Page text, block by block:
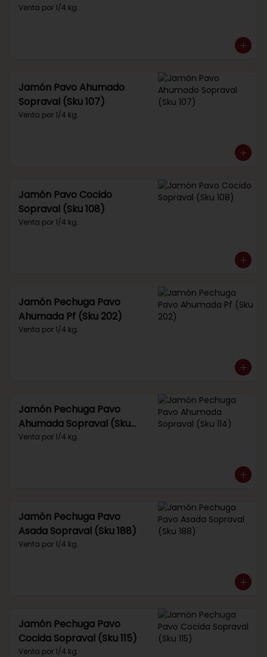
Venta por 1/4 kg.
Jamón Pavo Ahumado
Sopraval (Sku 107)
Venta por 1/4 kg.
Jamón Pavo Cocido
Sopraval (Sku 108)
Venta por 1/4 kg.
Jamón Pechuga Pavo
Ahumada Pf (Sku 202)
Venta por 1/4 kg.
Jamón Pechuga Pavo
Ahumada Sopraval (Sku
114)
Venta por 1/4 kg.
Jamón Pechuga Pavo
Asada Sopraval (Sku 188)
Venta por 1/4 kg.
Jamón Pechuga Pavo
Cocida Sopraval (Sku 115)
Venta por 1/4 kg.